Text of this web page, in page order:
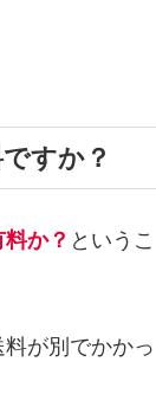
すか？
か？ というこ
が別でかかっ